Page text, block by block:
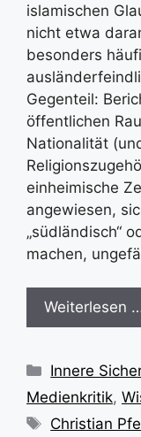
islamischen
nicht etwa
besonders
Gegenteil:
öffentlichen
Nationalität
einheimische
angewiesen,
„südländisch“
machen,
Weiterlesen
Kategorien
Innere
Medienkritik,
Christian